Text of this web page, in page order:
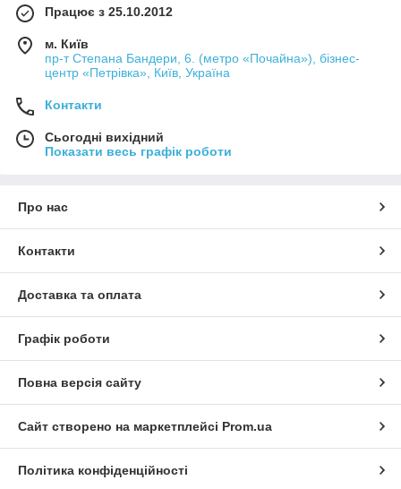
Працює з 25.10.2012
м. Київ
пр-т Степана Бандери, 6. (метро «Почайна»), бізнес-
центр «Петрівка», Київ, Україна
Контакти
Сьогодні вихідний
Показати весь графік роботи
Про нас
Контакти
Доставка та оплата
Графік роботи
Повна версія сайту
Сайт створено на маркетплейсі Prom.ua
Політика конфіденційності